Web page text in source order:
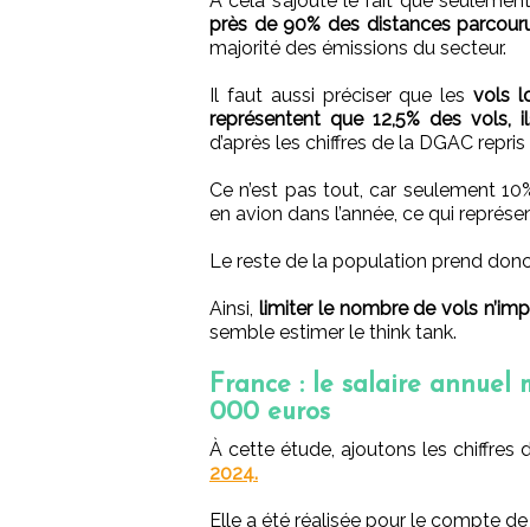
près de 90% des distances
majorité des émissions du secteur.
Il faut aussi préciser que lesvols
représentent que 12,5% des vols,
d’après les chiffres de la DGAC
Ce n’est pas tout, car seulement
en avion dans l’année, ce qui
Le reste de la population prend
Ainsi, limiter le nombre de vols
semble estimer le think tank.
France : le salaire annuel
000 euros
À cette étude, ajoutons les chiffres
2024.
Elle a été réalisée pour le compte